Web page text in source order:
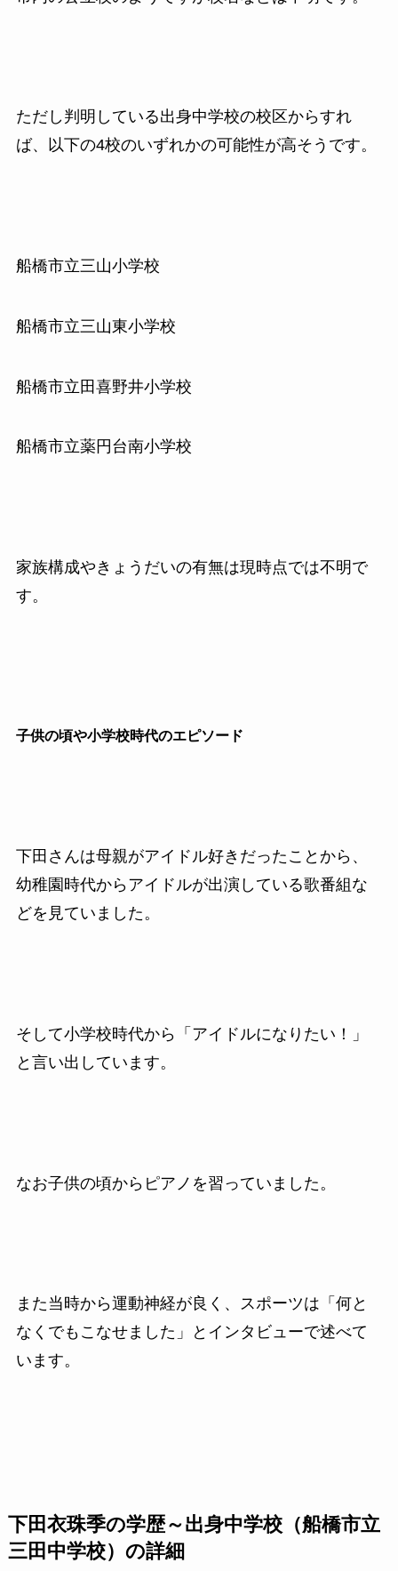
ただし判明している出身中学校の校区からすれ
ば、以下の4校のいずれかの可能性が高そうです。
船橋市立三山小学校
船橋市立三山東小学校
船橋市立田喜野井小学校
船橋市立薬円台南小学校
家族構成やきょうだいの有無は現時点では不明で
す。
子供の頃や小学校時代のエピソード
下田さんは母親がアイドル好きだったことから、
幼稚園時代からアイドルが出演している歌番組な
どを見ていました。
そして小学校時代から「アイドルになりたい！」
と言い出しています。
なお子供の頃からピアノを習っていました。
また当時から運動神経が良く、スポーツは「何と
なくでもこなせました」とインタビューで述べて
います。
下田衣珠季の学歴～出身中学校（船橋市立
三田中学校）の詳細